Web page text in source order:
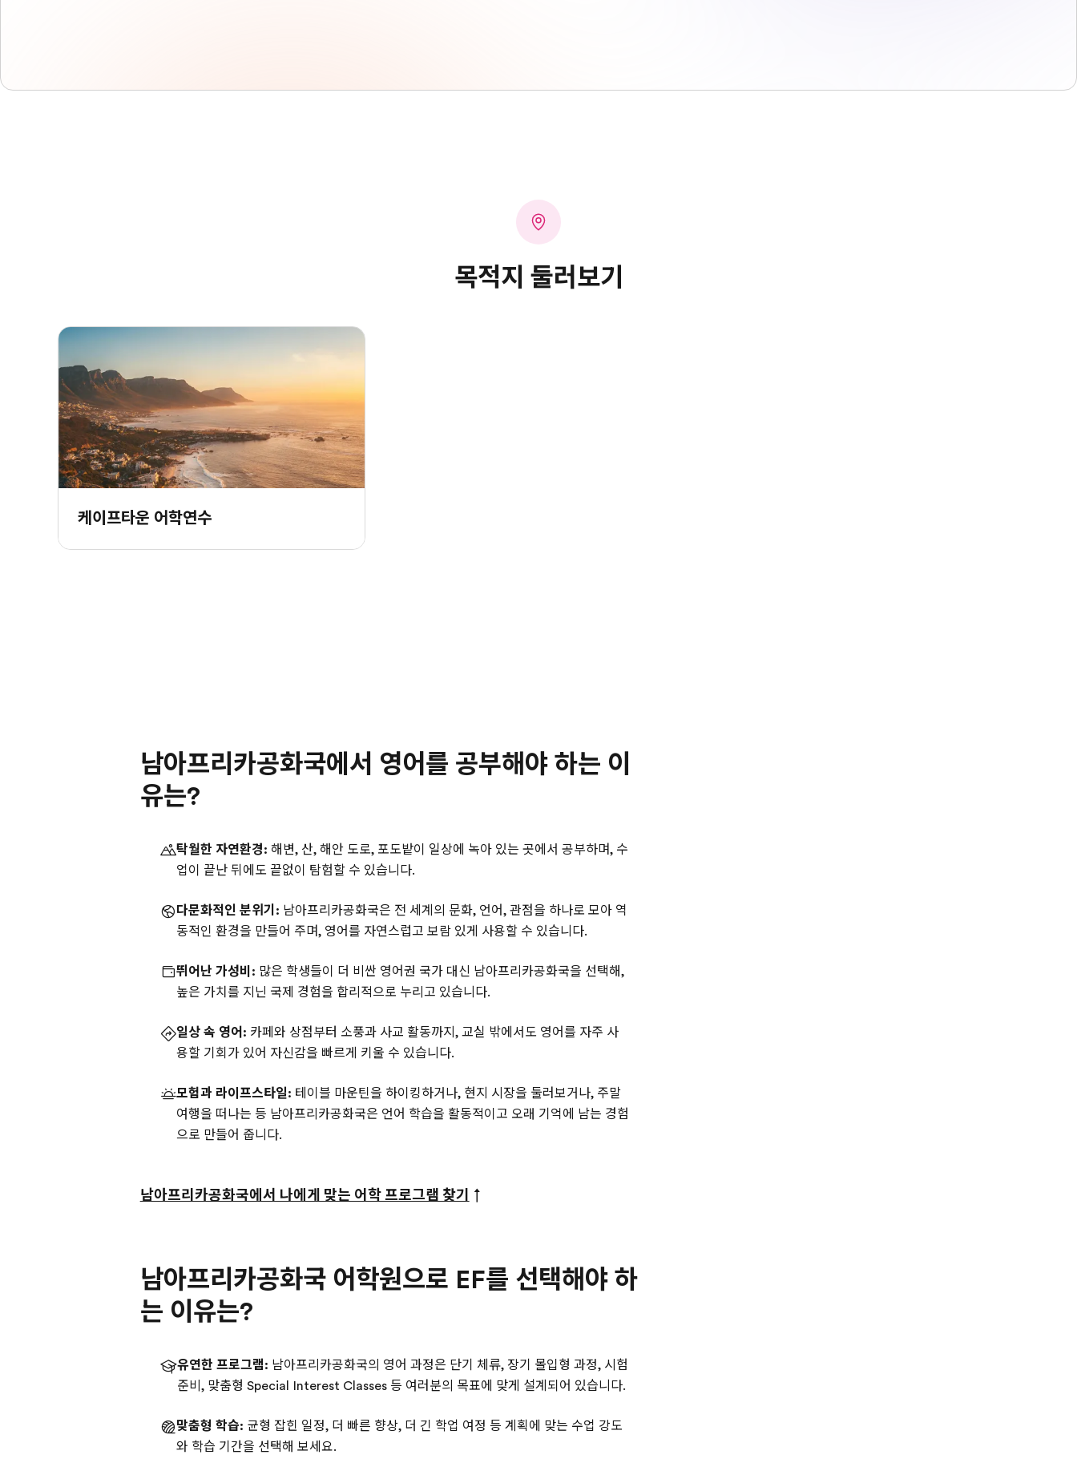
목적지 둘러보기
케이프타운 어학연수
남아프리카공화국에서 영어를 공부해야 하는 이
유는?
탁월한 자연환경: 해변, 산, 해안 도로, 포도밭이 일상에 녹아 있는 곳에서 공부하며, 수
업이 끝난 뒤에도 끝없이 탐험할 수 있습니다.
다문화적인 분위기: 남아프리카공화국은 전 세계의 문화, 언어, 관점을 하나로 모아 역
동적인 환경을 만들어 주며, 영어를 자연스럽고 보람 있게 사용할 수 있습니다.
뛰어난 가성비: 많은 학생들이 더 비싼 영어권 국가 대신 남아프리카공화국을 선택해,
높은 가치를 지닌 국제 경험을 합리적으로 누리고 있습니다.
일상 속 영어: 카페와 상점부터 소풍과 사교 활동까지, 교실 밖에서도 영어를 자주 사
용할 기회가 있어 자신감을 빠르게 키울 수 있습니다.
모험과 라이프스타일: 테이블 마운틴을 하이킹하거나, 현지 시장을 둘러보거나, 주말
여행을 떠나는 등 남아프리카공화국은 언어 학습을 활동적이고 오래 기억에 남는 경험
으로 만들어 줍니다.
남아프리카공화국에서 나에게 맞는 어학 프로그램 찾기 ↑
남아프리카공화국 어학원으로 EF를 선택해야 하
는 이유는?
유연한 프로그램: 남아프리카공화국의 영어 과정은 단기 체류, 장기 몰입형 과정, 시험
준비, 맞춤형 Special Interest Classes 등 여러분의 목표에 맞게 설계되어 있습니다.
맞춤형 학습: 균형 잡힌 일정, 더 빠른 향상, 더 긴 학업 여정 등 계획에 맞는 수업 강도
와 학습 기간을 선택해 보세요.